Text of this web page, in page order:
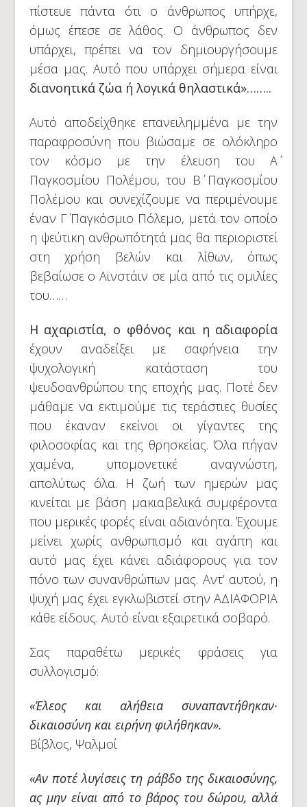
πίστευε πάντα ότι ο άνθρωπος υπήρχε,
όμως έπεσε σε λάθος. Ο άνθρωπος δεν
υπάρχει, πρέπει να τον δημιουργήσουμε
μέσα μας. Αυτό που υπάρχει σήμερα είναι
διανοητικά ζώα ή λογικά θηλαστικά»……..
Αυτό αποδείχθηκε επανειλημμένα με την
παραφροσύνη που βιώσαμε σε ολόκληρο
τον κόσμο με την έλευση του Α΄
Παγκοσμίου Πολέμου, του Β΄ Παγκοσμίου
Πολέμου και συνεχίζουμε να περιμένουμε
έναν Γ΄ Παγκόσμιο Πόλεμο, μετά τον οποίο
η ψεύτικη ανθρωπότητά μας θα περιοριστεί
στη χρήση βελών και λίθων, όπως
βεβαίωσε ο Αϊνστάιν σε μία από τις ομιλίες
του……
Η αχαριστία, ο φθόνος και η αδιαφορία
έχουν αναδείξει με σαφήνεια την
ψυχολογική κατάσταση του
ψευδοανθρώπου της εποχής μας. Ποτέ δεν
μάθαμε να εκτιμούμε τις τεράστιες θυσίες
που έκαναν εκείνοι οι γίγαντες της
φιλοσοφίας και της θρησκείας. Όλα πήγαν
χαμένα, υπομονετικέ αναγνώστη,
απολύτως όλα. Η ζωή των ημερών μας
κινείται με βάση μακιαβελικά συμφέροντα
που μερικές φορές είναι αδιανόητα. Έχουμε
μείνει χωρίς ανθρωπισμό και αγάπη και
αυτό μας έχει κάνει αδιάφορους για τον
πόνο των συνανθρώπων μας. Αντ’ αυτού, η
ψυχή μας έχει εγκλωβιστεί στην ΑΔΙΑΦΟΡΙΑ
κάθε είδους. Αυτό είναι εξαιρετικά σοβαρό.
Σας παραθέτω μερικές φράσεις για
συλλογισμό:
«Έλεος και αλήθεια συναπαντήθηκαν·
δικαιοσύνη και ειρήνη φιλήθηκαν».
Βίβλος, Ψαλμοί
«Αν ποτέ λυγίσεις τη ράβδο της δικαιοσύνης,
ας μην είναι από το βάρος του δώρου, αλλά